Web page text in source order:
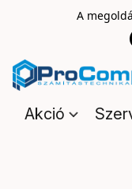
A
Akció